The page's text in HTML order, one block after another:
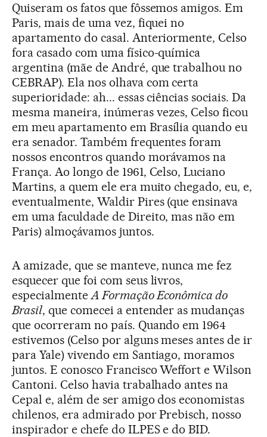
Quiseram os fatos que fôssemos amigos. Em
Paris, mais de uma vez, fiquei no
apartamento do casal. Anteriormente, Celso
fora casado com uma físico-química
argentina (mãe de André, que trabalhou no
CEBRAP). Ela nos olhava com certa
superioridade: ah... essas ciências sociais. Da
mesma maneira, inúmeras vezes, Celso ficou
em meu apartamento em Brasília quando eu
era senador. Também frequentes foram
nossos encontros quando morávamos na
França. Ao longo de 1961, Celso, Luciano
Martins, a quem ele era muito chegado, eu, e,
eventualmente, Waldir Pires (que ensinava
em uma faculdade de Direito, mas não em
Paris) almoçávamos juntos.
A amizade, que se manteve, nunca me fez
esquecer que foi com seus livros,
especialmenteA Formação Econômica do
Brasil, que comecei a entender as mudanças
que ocorreram no país. Quando em 1964
estivemos (Celso por alguns meses antes de ir
para Yale) vivendo em Santiago, moramos
juntos. E conosco Francisco Weffort e Wilson
Cantoni. Celso havia trabalhado antes na
Cepal e, além de ser amigo dos economistas
chilenos, era admirado por Prebisch, nosso
inspirador e chefe do ILPES e do BID.